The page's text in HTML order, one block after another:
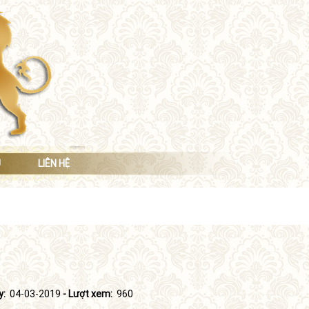
LIÊN HỆ
04-03-2019 - Lượt xem: 960